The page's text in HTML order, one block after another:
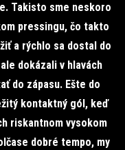
Takisto sme neskoro
pressingu, čo takto
a rýchlo sa dostal do
dokázali v hlavách
do zápasu. Ešte do
kontaktný gól, keď
riskantnom vysokom
dobré tempo, my